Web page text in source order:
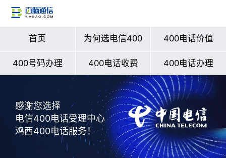
首页 为何选电信400 400电话价值
400号码办理 400电话收费 400电话办理
感谢您选择
电信400电话受理中心
鸡西400电话服务！